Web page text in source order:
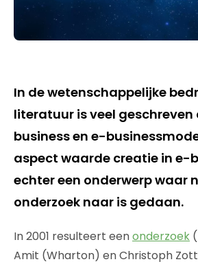
In de wetenschappelijke
literatuur is veel geschreven
business en e-
aspect waarde creatie in e-
echter een onderwerp waar
onderzoek naar is gedaan.
In 2001 resulteert eenonderzoek
Amit (Wharton) en Christoph Zott